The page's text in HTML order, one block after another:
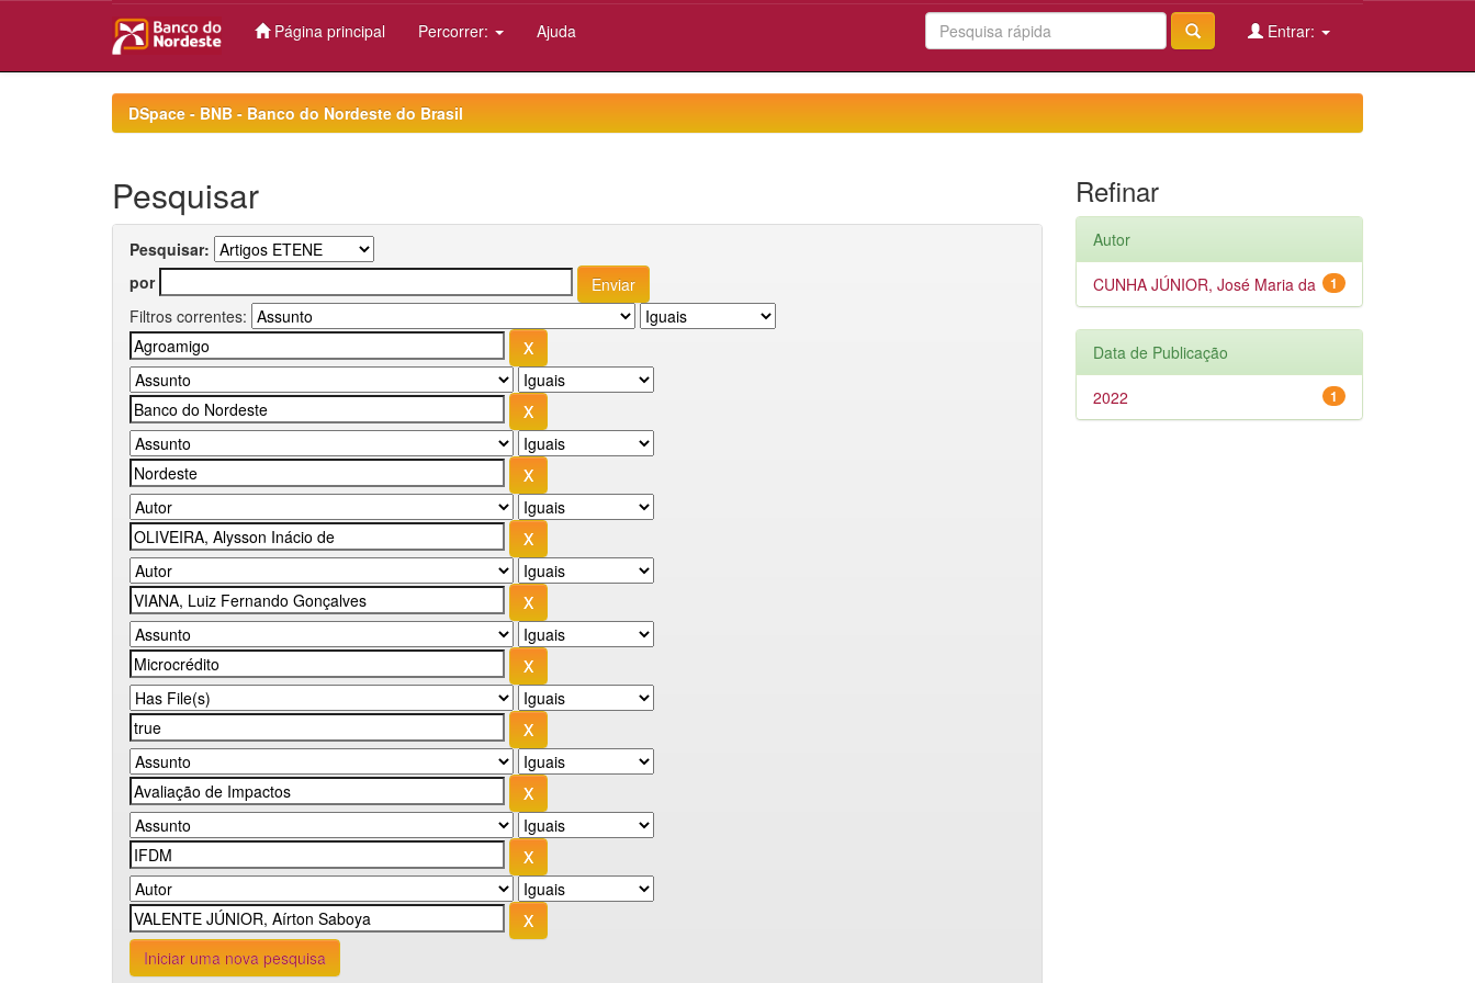
Página principal Percorrer: Ajuda Entrar:
DSpace - BNB - Banco do Nordeste do Brasil
Pesquisar
Pesquisar:
por
Filtros correntes:
Iniciar uma nova pesquisa
Refinar
Autor
1
CUNHA JÚNIOR, José Maria da
Data de Publicação
1
2022